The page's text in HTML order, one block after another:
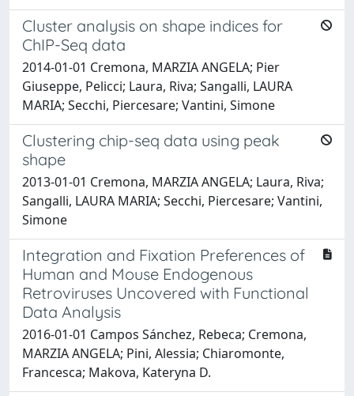
Cluster analysis on shape indices for
ChIP-Seq data
2014-01-01 Cremona, MARZIA ANGELA; Pier
Giuseppe, Pelicci; Laura, Riva; Sangalli, LAURA
MARIA; Secchi, Piercesare; Vantini, Simone
Clustering chip-seq data using peak
shape
2013-01-01 Cremona, MARZIA ANGELA; Laura, Riva;
Sangalli, LAURA MARIA; Secchi, Piercesare; Vantini,
Simone
Integration and Fixation Preferences of
Human and Mouse Endogenous
Retroviruses Uncovered with Functional
Data Analysis
2016-01-01 Campos Sánchez, Rebeca; Cremona,
MARZIA ANGELA; Pini, Alessia; Chiaromonte,
Francesca; Makova, Kateryna D.